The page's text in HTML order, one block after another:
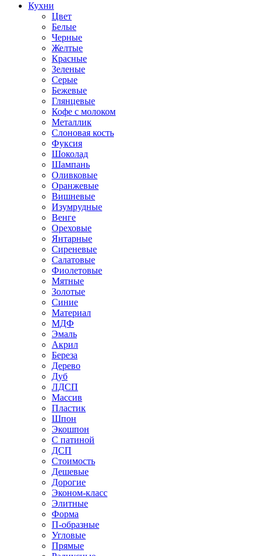
Кухни
Цвет
Белые
Черные
Желтые
Красные
Зеленые
Серые
Бежевые
Глянцевые
Кофе с молоком
Металлик
Слоновая кость
Фуксия
Шоколад
Шампань
Оливковые
Оранжевые
Вишневые
Изумрудные
Венге
Ореховые
Янтарные
Сиреневые
Салатовые
Фиолетовые
Мятные
Золотые
Синие
Материал
МДФ
Эмаль
Акрил
Береза
Дерево
Дуб
ЛДСП
Массив
Пластик
Шпон
Экошпон
С патиной
ДСП
Стоимость
Дешевые
Дорогие
Эконом-класс
Элитные
Форма
П-образные
Угловые
Прямые